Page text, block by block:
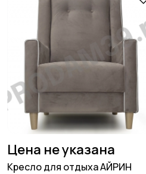
Цена не указана
Кресло для отдыха АЙРИН